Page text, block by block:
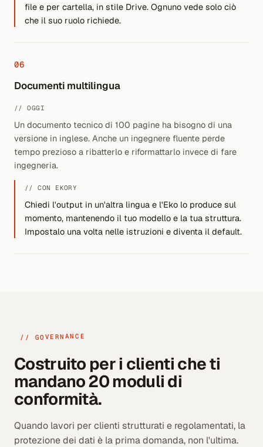
file e per cartella, in stile Drive. Ognuno vede solo ciò
che il suo ruolo richiede.
06
Documenti multilingua
// OGGI
Un documento tecnico di 100 pagine ha bisogno di una
versione in inglese. Anche un ingegnere fluente perde
tempo prezioso a ribatterlo e riformattarlo invece di fare
ingegneria.
// CON EKORY
Chiedi l'output in un'altra lingua e l'Eko lo produce sul
momento, mantenendo il tuo modello e la tua struttura.
Impostalo una volta nelle istruzioni e diventa il default.
// GOVERNANCE
Costruito per i clienti che ti
mandano 20 moduli di
conformità.
Quando lavori per clienti strutturati e regolamentati, la
protezione dei dati è la prima domanda, non l'ultima.